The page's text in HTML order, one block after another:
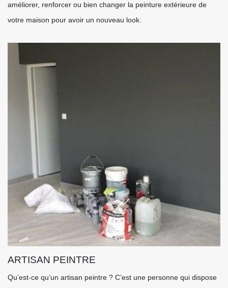
améliorer, renforcer ou bien changer la peinture extérieure de
votre maison pour avoir un nouveau look.
ARTISAN PEINTRE
Qu’est-ce qu’un artisan peintre ? C’est une personne qui dispose